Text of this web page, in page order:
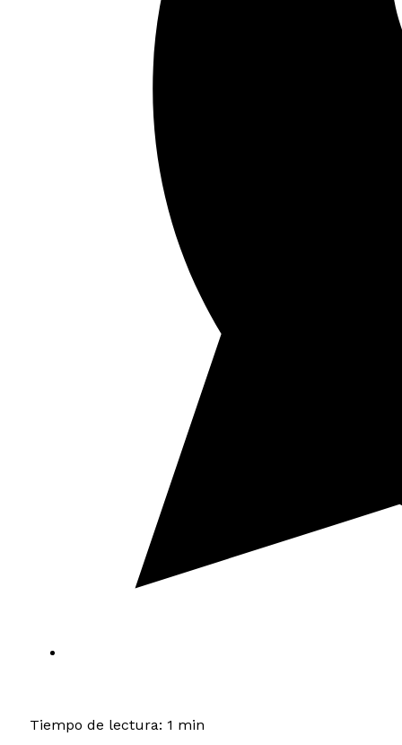
Tiempo de lectura: 1 min